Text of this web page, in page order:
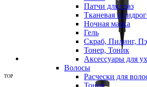
Патчи для глаз
Тканевая и
Ночная маска
Гель
Скраб, Пилинг,
Тонер, Тоник
Аксессуары для
Волосы
Расчески для
Тоник
TOP